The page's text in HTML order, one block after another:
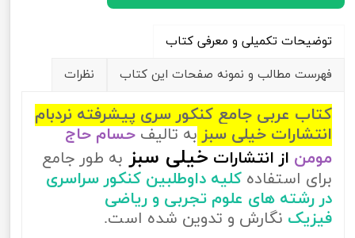
توضیحات تکمیلی و معرفی کتاب
فهرست مطالب و نمونه صفحات این کتاب
نظرات
کتاب عربی جامع کنکور سری پیشرفته نردبام
انتشارات خیلی سبز به تالیف حسام حاج
مومن از انتشارات خیلی سبز به طور جامع
برای استفاده کلیه داوطلبین کنکور سراسری
در رشته های علوم تجربی و ریاضی
فیزیک نگارش و تدوین شده است.